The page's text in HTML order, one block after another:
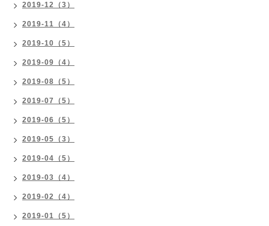
2019-12（3）
2019-11（4）
2019-10（5）
2019-09（4）
2019-08（5）
2019-07（5）
2019-06（5）
2019-05（3）
2019-04（5）
2019-03（4）
2019-02（4）
2019-01（5）